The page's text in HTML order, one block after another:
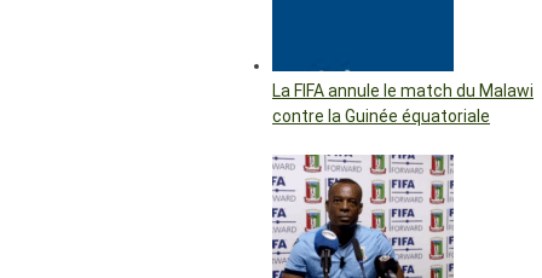
La FIFA annule le match du Malawi
contre la Guinée équatoriale